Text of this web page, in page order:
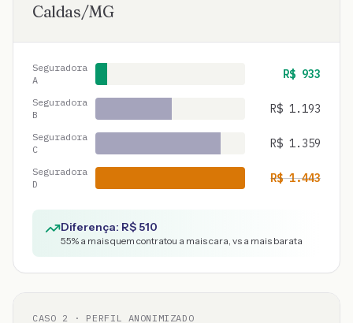
Caldas/MG
Seguradora
A
R$ 933
Seguradora
B
R$ 1.193
Seguradora
C
R$ 1.359
Seguradora
D
R$1.443
Diferença: R$510
55% a mais quem contratou a mais cara, vs a mais barata
CASO 2 · PERFIL ANONIMIZADO